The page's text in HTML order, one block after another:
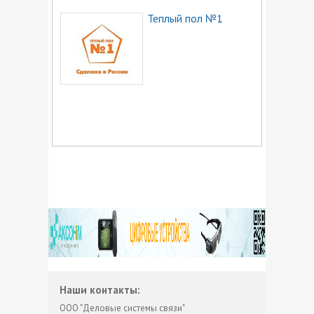
Теплый пол №1
Наши контакты:
ООО "Деловые системы связи"